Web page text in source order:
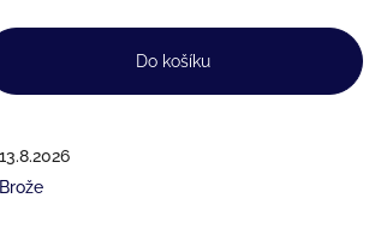
Do košíku
13.8.2026
Brože